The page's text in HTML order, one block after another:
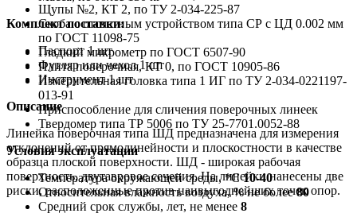
Комплект поставки:
Паспорт 1 шт
Футляр или чехол 1 шт
Инструмент 1 шт
Описание
Линейка поверочная типа ШД предназначена для измерения
отклонений от прямолинейности и плоскостности в качестве
образца плоской поверхности. ШД - широкая рабочая
поверхность, двутавровое сечения. На линейки нанесены две
риски, расположенные против наивыгоднейших точек опор.
Щупы №2, КТ 2, по ТУ 2-034-225-87
Скоба с отсчетным устройством типа СР с ЦД 0.002 мм
по ГОСТ 11098-75
Гладкий микрометр по ГОСТ 6507-90
Плита поверочная, КТ 0, по ГОСТ 10905-86
Измерительная головка типа 1 ИГ по ТУ 2-034-0221197-
013-91
Приспособление для сличения поверочных линеек
Твердомер типа ТР 5006 по ТУ 25-7701.0052-88
Условия эксплуатации
Температура окружающей среды, *С10-40
Относительная влажность воздуха, % не более80
Средний срок службы, лет, не менее 8